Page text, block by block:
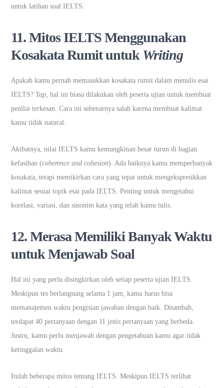
untuk latihan soal IELTS.
11.Mitos IELTS Menggunakan
Kosakata Rumit untuk Writing
Apakah kamu pernah memasukkan kosakata rumit dalam menulis esai
IELTS? Yap,hal ini biasa dilakukan oleh peserta ujian untuk membuat
penilai terkesan. Cara ini sebenarnya salah karena membuat kalimat
kamu tidak natural.
Akibatnya, nilai IELTS kamu kemungkinan besar turun di bagian
kefasihan (coherence and cohesion). Ada baiknya kamu memperbanyak
kosakata, tetapi memikirkan cara yang tepat untuk mengekspresikkan
kalimat sesuai topik esai pada IELTS. Penting untuk mengetahui
korelasi, variasi, dan sinonim kata yang telah kamu tulis.
12.Merasa Memiliki Banyak Waktu
untuk Menjawab Soal
Hal ini yang perlu disingkirkan oleh setiap peserta ujian IELTS.
Meskipun tes berlangsung selama 1 jam, kamu harus bisa
memanajemen waktu pengisian jawaban dengan baik. Ditambah,
terdapat 40 pertanyaan dengan 11 jenis pertanyaan yang berbeda.
Justru, kamu perlu menjawab dengan pengetahuan kamu agar tidak
ketinggalan waktu.
Itulah beberapa mitos tentang IELTS. Meskipun IELTS terlihat